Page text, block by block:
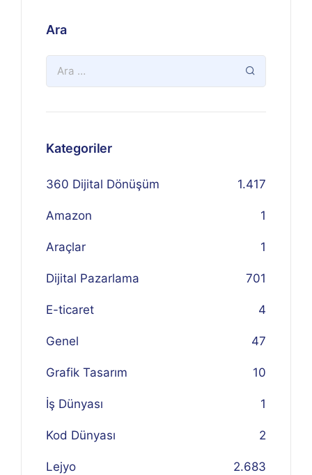
Ara
Kategoriler
360 Dijital Dönüşüm 1.417
Amazon 1
Araçlar 1
Dijital Pazarlama 701
E-ticaret 4
Genel 47
Grafik Tasarım 10
İş Dünyası 1
Kod Dünyası 2
Lejyo 2.683